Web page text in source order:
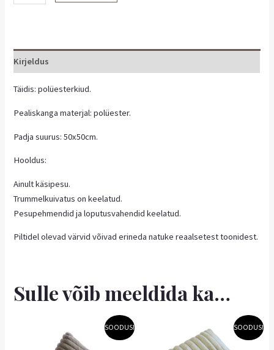
Kirjeldus
Täidis: polüesterkiud.
Pealiskanga materjal: polüester.
Padja suurus: 50x50cm.
Hooldus:
Ainult käsipesu.
Trummelkuivatus on keelatud.
Pesupehmendid ja loputusvahendid keelatud.
Piltidel olevad värvid võivad erineda natuke reaalsetest toonidest.
Sulle võib meeldida ka…
SOODUS!
hind
on:
SOODUS!
oli:
hind
on: